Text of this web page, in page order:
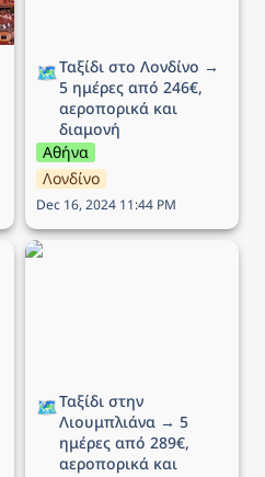
🗺️Ταξίδι στο Λονδίνο →
5 ημέρες από 246€,
αεροπορικά και
διαμονή
Αθήνα
Λονδίνο
Dec 16, 2024 11:44 PM
Ταξίδι στην Λιουμπλιάνα
🗺️Ταξίδι στην
Λιουμπλιάνα → 5
ημέρες από 289€,
αεροπορικά και